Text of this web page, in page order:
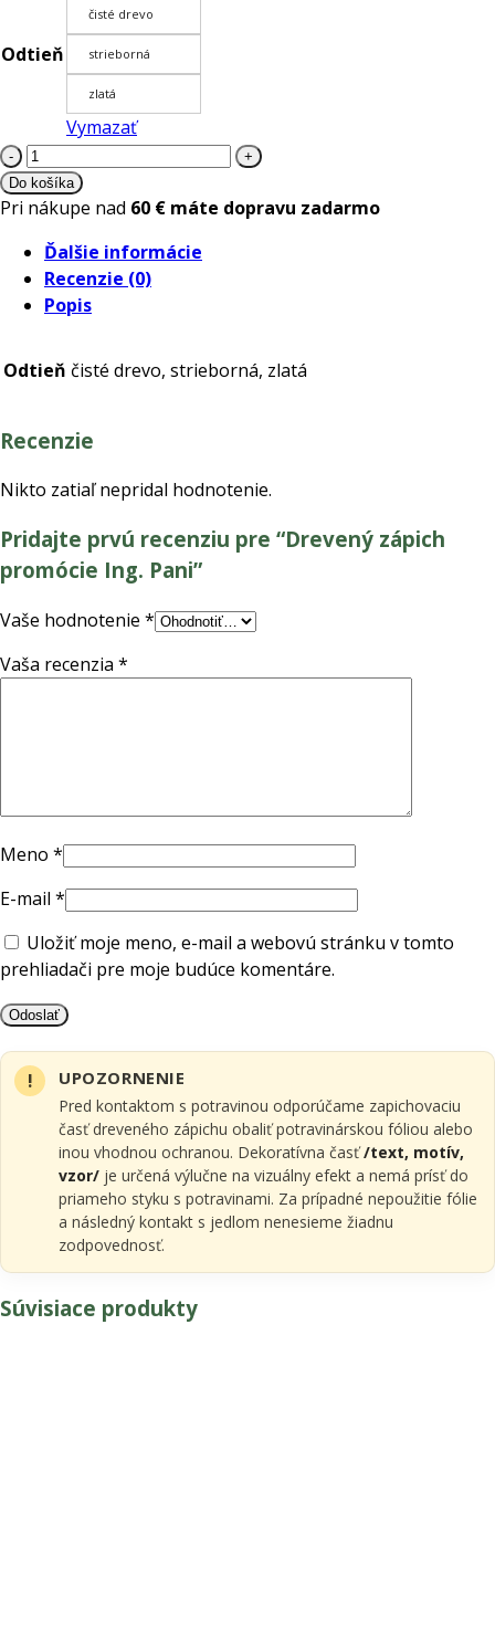
Odtieň
čisté drevo
strieborná
zlatá
Vymazať
množstvo
Drevený
zápich
Ing.
Pani
Do košíka
Pri nákupe nad 60 € máte dopravu zadarmo
Ďalšie informácie
Recenzie (0)
Popis
Odtieň čisté drevo, strieborná, zlatá
Recenzie
Nikto zatiaľ nepridal hodnotenie.
Pridajte prvú recenziu pre “Drevený zápich
promócie Ing. Pani”
Vaše hodnotenie *
Vaša recenzia *
Meno *
E-mail *
Uložiť moje meno, e-mail a webovú stránku v tomto
prehliadači pre moje budúce komentáre.
UPOZORNENIE
Pred kontaktom s potravinou odporúčame zapichovaciu
časť dreveného zápichu obaliť potravinárskou fóliou alebo
inou vhodnou ochranou. Dekoratívna časť/text, motív,
vzor/ je určená výlučne na vizuálny efekt a nemá prísť do
priameho styku s potravinami. Za prípadné nepoužitie fólie
a následný kontakt s jedlom nenesieme žiadnu
zodpovednosť.
Súvisiace produkty